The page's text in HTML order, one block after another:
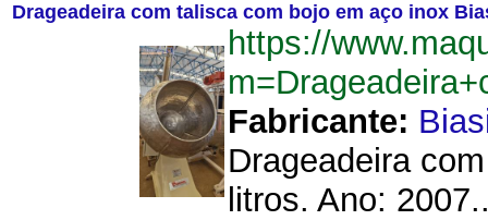
Drageadeira com talisca com bojo em aço inox
https://
Fabricante:
Drageadeira
litros. Ano: